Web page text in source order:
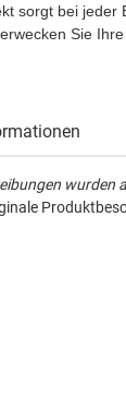
sorgt bei jeder
Sie
wurden